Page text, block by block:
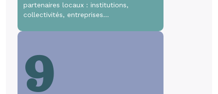
partenaires locaux : institutions,
collectivités, entreprises…
9